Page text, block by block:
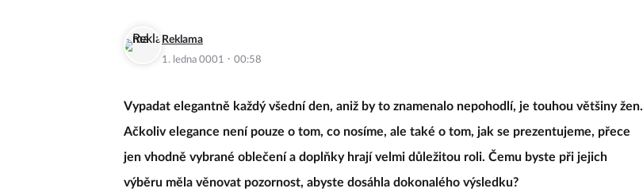
Reklama
1. ledna 0001 · 00:58
Vypadat elegantně každý všední den, aniž by to znamenalo nepohodlí, je touhou většiny žen.
Ačkoliv elegance není pouze o tom, co nosíme, ale také o tom, jak se prezentujeme, přece
jen vhodně vybrané oblečení a doplňky hrají velmi důležitou roli. Čemu byste při jejich
výběru měla věnovat pozornost, abyste dosáhla dokonalého výsledku?